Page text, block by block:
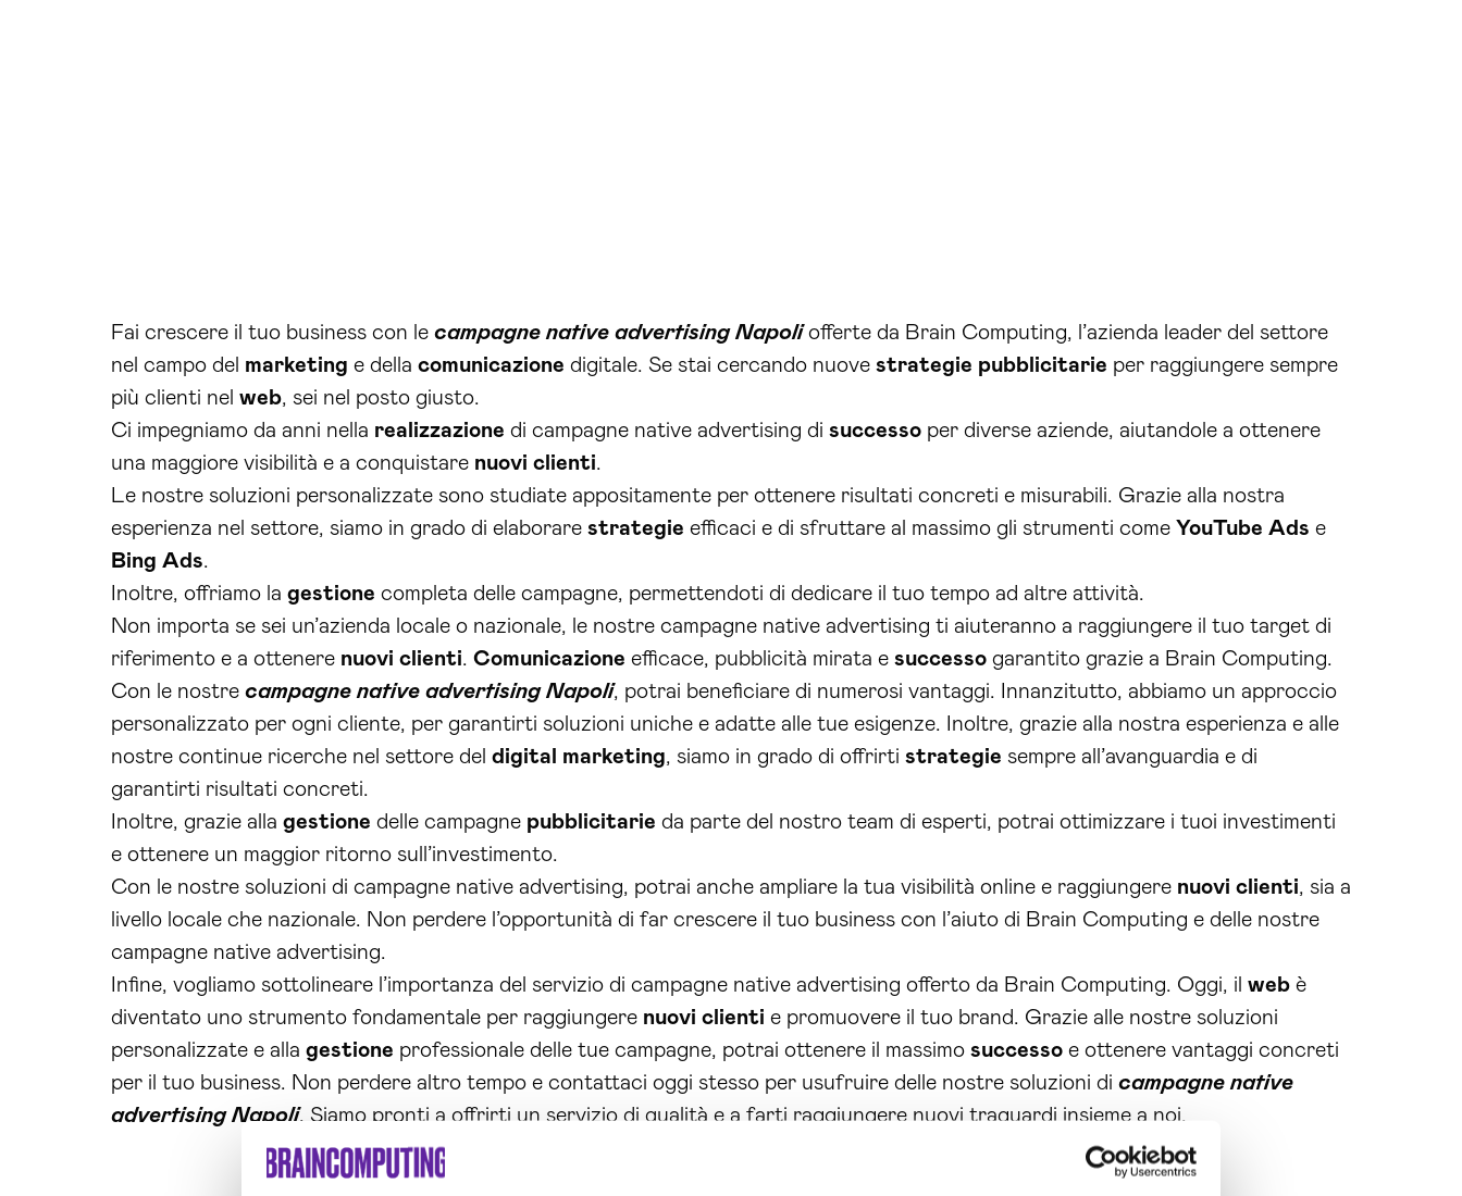
Fai crescere il tuo business con le campagne native advertising Napoliofferte da Brain Computing, l’azienda leader del settore
nel campo del marketing e della comunicazione digitale. Se stai cercando nuove strategie pubblicitarie per raggiungere sempre
più clienti nel web, sei nel posto giusto.
Ci impegniamo da anni nella realizzazione di campagne native advertising di successo per diverse aziende, aiutandole a ottenere
una maggiore visibilità e a conquistare nuovi clienti.
Le nostre soluzioni personalizzate sono studiate appositamente per ottenere risultati concreti e misurabili. Grazie alla nostra
esperienza nel settore, siamo in grado di elaborare strategie efficaci e di sfruttare al massimo gli strumenti come YouTube Ads e
Bing Ads.
Inoltre, offriamo la gestione completa delle campagne, permettendoti di dedicare il tuo tempo ad altre attività.
Non importa se sei un’azienda locale o nazionale, le nostre campagne native advertising ti aiuteranno a raggiungere il tuo target di
riferimento e a ottenere nuovi clienti. Comunicazione efficace, pubblicità mirata e successo garantito grazie a Brain Computing.
Con le nostre campagne native advertising Napoli, potrai beneficiare di numerosi vantaggi. Innanzitutto, abbiamo un approccio
personalizzato per ogni cliente, per garantirti soluzioni uniche e adatte alle tue esigenze. Inoltre, grazie alla nostra esperienza e alle
nostre continue ricerche nel settore del digital marketing, siamo in grado di offrirti strategie sempre all’avanguardia e di
garantirti risultati concreti.
Inoltre, grazie alla gestione delle campagne pubblicitarie da parte del nostro team di esperti, potrai ottimizzare i tuoi investimenti
e ottenere un maggior ritorno sull’investimento.
Con le nostre soluzioni di campagne native advertising, potrai anche ampliare la tua visibilità online e raggiungere nuovi clienti, sia a
livello locale che nazionale. Non perdere l’opportunità di far crescere il tuo business con l’aiuto di Brain Computing e delle nostre
campagne native advertising.
Infine, vogliamo sottolineare l’importanza del servizio di campagne native advertising offerto da Brain Computing. Oggi, il web è
diventato uno strumento fondamentale per raggiungere nuovi clienti e promuovere il tuo brand. Grazie alle nostre soluzioni
personalizzate e alla gestione professionale delle tue campagne, potrai ottenere il massimo successo e ottenere vantaggi concreti
per il tuo business. Non perdere altro tempo e contattaci oggi stesso per usufruire delle nostre soluzioni di campagne native
advertising Napoli. Siamo pronti a offrirti un servizio di qualità e a farti raggiungere nuovi traguardi insieme a noi.